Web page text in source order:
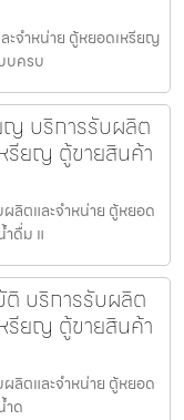
ะจำหน่าย ตู้หยอดเหรียญ
บครบ
ญ บริการรับผลิต
รียญ ตู้ขายสินค้า
ลิตและจำหน่าย ตู้หยอด
ดื่ม แ
บริการรับผลิต
รียญ ตู้ขายสินค้า
ลิตและจำหน่าย ตู้หยอด
ำด